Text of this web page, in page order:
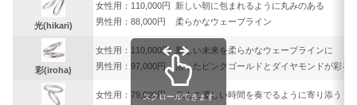
光(hikari)
女性用：110,000円
男性用：88,000円
新しい朝に包まれるように丸みのある
柔らかなウェーブライン
彩(iroha)
女性用：110,000円
男性用：97,000円
新しい未来を柔らかなウェーブラインに
沿ったピンクゴールドとダイヤモンドが彩る
女性用：79,000円
二人の優しい時間を奏でるように寄り添う
スクロールできます